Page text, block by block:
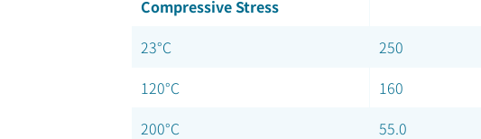
Compressive Stress
23°C
250
120°C
160
200°C
55.0